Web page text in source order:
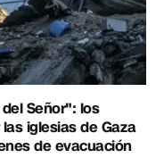
Señor": los
iglesias de Gaza
de evacuación